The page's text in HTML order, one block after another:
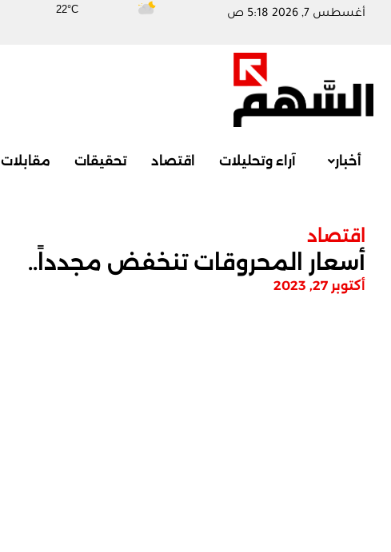
22°C أغسطس 7, 2026 5:18 ص
أخبار آراء وتحليلات اقتصاد تحقيقات مقابلات
اقتصاد
أسعار المحروقات تنخفض مجدداً..
أكتوبر 27, 2023